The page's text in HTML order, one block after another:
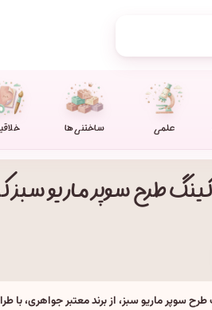
علمی ساختنی ها
کینگ طرح سوپر ماریو سبز، از برند معتبر جواهری،